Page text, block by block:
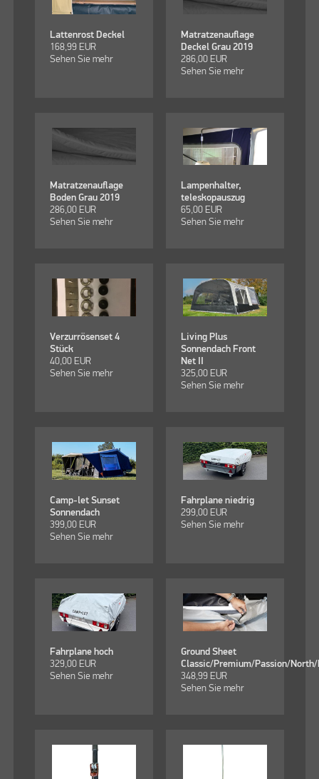
Lattenrost Deckel
168,99 EUR
Sehen Sie mehr
Matratzenauflage
Deckel Grau 2019
286,00 EUR
Sehen Sie mehr
Matratzenauflage
Boden Grau 2019
286,00 EUR
Sehen Sie mehr
Lampenhalter,
teleskopauszug
65,00 EUR
Sehen Sie mehr
Verzurrösenset 4
Stück
40,00 EUR
Sehen Sie mehr
Living Plus
Sonnendach Front
Net II
325,00 EUR
Sehen Sie mehr
Camp-let Sunset
Sonnendach
399,00 EUR
Sehen Sie mehr
Fahrplane niedrig
299,00 EUR
Sehen Sie mehr
Fahrplane hoch
329,00 EUR
Sehen Sie mehr
Ground Sheet
Classic/Premium/Passion/
348,99 EUR
Sehen Sie mehr